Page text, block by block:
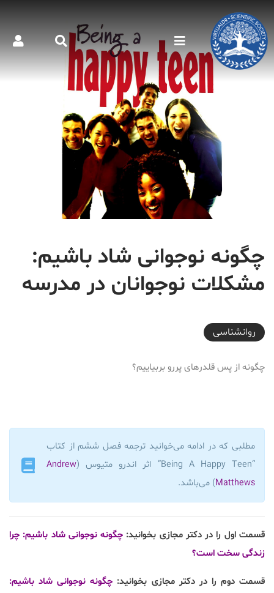
چگونه نوجوانی شاد باشیم:
مشکلات نوجوانان در مدرسه
2018-03-08T21:24:06+03:30
روانشناسی
چگونه از پس قلدرهای پررو بربیاییم؟
مطلبی که در ادامه می‌خوانید ترجمه فصل ششم از کتاب
“Being A Happy Teen” اثر اندرو متیوس (
Andrew
Matthews) می‌باشد.
قسمت اول را در دکتر مجازی بخوانید: چگونه نوجوانی شاد باشیم: چرا
زندگی سخت است؟
قسمت دوم را در دکتر مجازی بخوانید: چگونه نوجوانی شاد باشیم: